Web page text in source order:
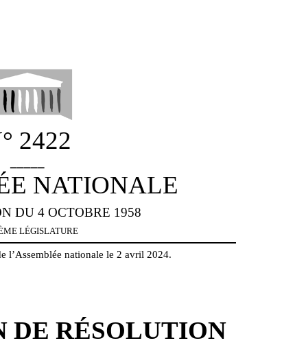
2422
NATIONALE
DU 4 OCTOBRE 1958
LÉGISLATURE
l’Assemblée nationale le 2 avril 2024.
DE RÉSOLUTION